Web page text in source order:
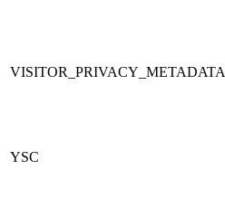
VISITOR_PRIVACY_METADATA
YSC